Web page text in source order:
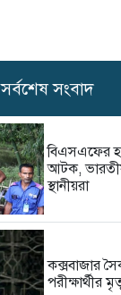
সর্বশেষ সংবাদ
বিএসএফের
আটক,
স্থানীয়রা
কক্সবাজার
পরীক্ষার্থীর